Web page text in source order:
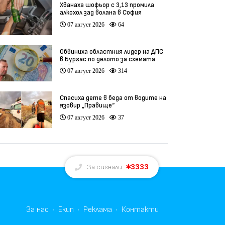
Хванаха шофьор с 3,13 промила
алкохол зад волана в София
07 август 2026 64
Обвиниха областния лидер на ДПС
в Бургас по делото за схемата
във ВиК
07 август 2026 314
Спасиха дете в беда от водите на
язовир „Правище“
07 август 2026 37
За сигнали: 3333
За нас Екип Реклама Контакти